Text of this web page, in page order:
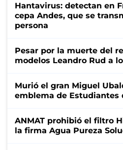
Hantavirus: detectan en
cepa Andes, que se
persona
Pesar por la muerte del
modelos Leandro Rud a
Murió el gran Miguel
emblema de Estudiantes
ANMAT prohibió el filtro
la firma Agua Pureza